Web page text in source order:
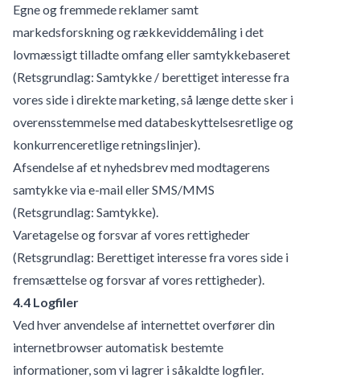
Egne og fremmede reklamer samt
markedsforskning og rækkeviddemåling i det
lovmæssigt tilladte omfang eller samtykkebaseret
(Retsgrundlag: Samtykke / berettiget interesse fra
vores side i direkte marketing, så længe dette sker i
overensstemmelse med databeskyttelsesretlige og
konkurrenceretlige retningslinjer).
Afsendelse af et nyhedsbrev med modtagerens
samtykke via e-mail eller SMS/MMS
(Retsgrundlag: Samtykke).
Varetagelse og forsvar af vores rettigheder
(Retsgrundlag: Berettiget interesse fra vores side i
fremsættelse og forsvar af vores rettigheder).
4.4 Logfiler
Ved hver anvendelse af internettet overfører din
internetbrowser automatisk bestemte
informationer, som vi lagrer i såkaldte logfiler.